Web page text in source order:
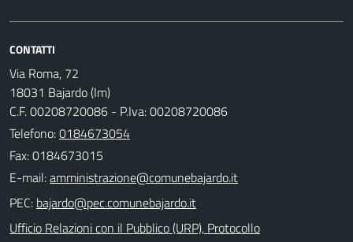
CONTATTI
Via Roma, 72
18031 Bajardo (Im)
C.F. 00208720086 - P.Iva: 00208720086
Telefono:0184673054
Fax: 0184673015
E-mail:
PEC:
Ufficio Relazioni con il Pubblico (URP), Protocollo